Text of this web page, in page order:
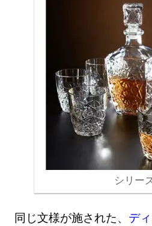
シリー
同じ文様が施された、 デ